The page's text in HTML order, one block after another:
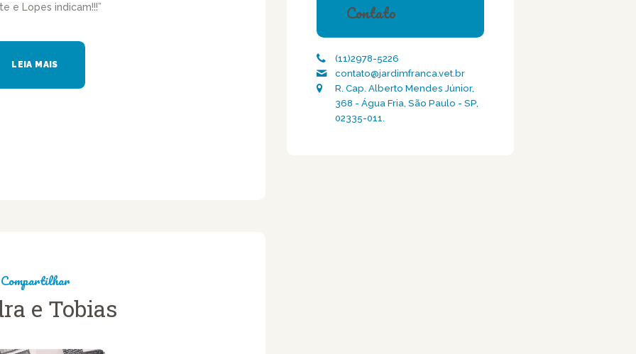
e Lopes indicam!!!”
LEIA MAIS
Compartilhar
e Tobias
Contato
(11)2978-5226
contato@jardimfranca.vet.br
R. Cap. Alberto Mendes Júnior,
368 - Água Fria, São Paulo - SP,
02335-011.